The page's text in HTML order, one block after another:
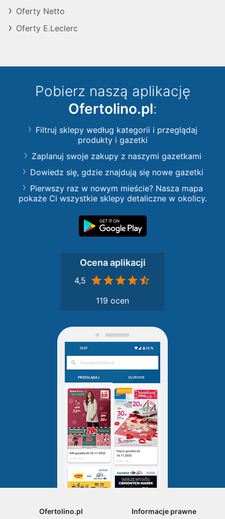
Oferty Netto
Oferty E.Leclerc
Pobierz naszą aplikację
Ofertolino.pl:
Filtruj sklepy według kategorii i przeglądaj
produkty i gazetki
Zaplanuj swoje zakupy z naszymi gazetkami
Dowiedz się, gdzie znajdują się nowe gazetki
Pierwszy raz w nowym mieście? Nasza mapa
pokaże Ci wszystkie sklepy detaliczne w okolicy.
Ocena aplikacji
4,5
119 ocen
Ofertolino.pl Informacje prawne